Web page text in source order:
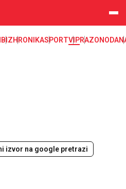
BIZHRONIKASPORTVIPRAZONODA
izvor na google pretrazi